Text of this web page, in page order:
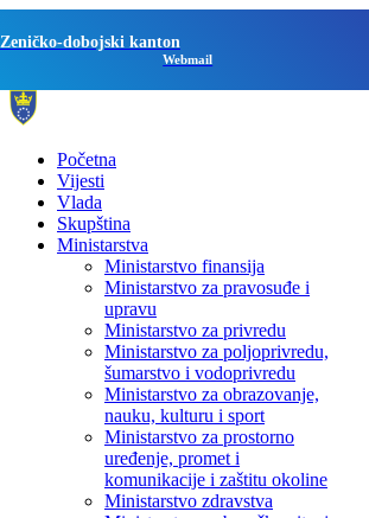
Zeničko-dobojski kanton
Webmail
Početna
Vijesti
Vlada
Skupština
Ministarstva
Ministarstvo finansija
Ministarstvo za pravosuđe i
upravu
Ministarstvo za privredu
Ministarstvo za poljoprivredu,
šumarstvo i vodoprivredu
Ministarstvo za obrazovanje,
nauku, kulturu i sport
Ministarstvo za prostorno
uređenje, promet i
komunikacije i zaštitu okoline
Ministarstvo zdravstva